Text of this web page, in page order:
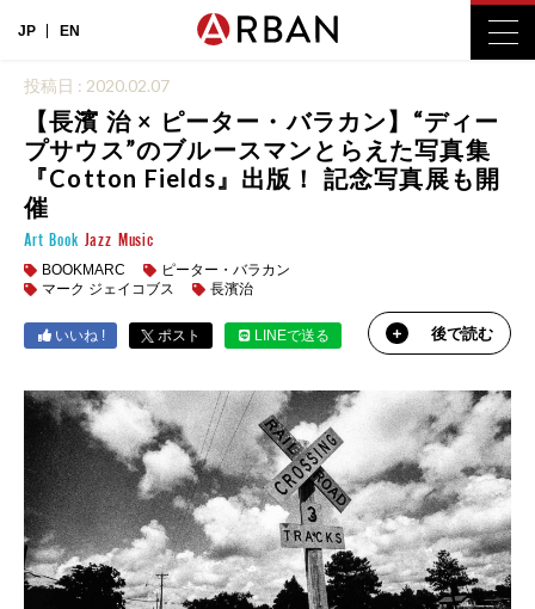
JP EN
投稿日 : 2020.02.07
【長濱 治 × ピーター・バラカン】“ディー
プサウス”のブルースマンとらえた写真集
『Cotton Fields』出版！ 記念写真展も開
催
Art Book Jazz Music
BOOKMARC
ピーター・バラカン
マーク ジェイコブス
長濱治
いいね ! ポスト LINEで送る 後で読む